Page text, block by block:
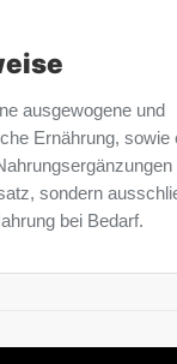
ausgewogene und
Ernährung, sowie
sondern
bei Bedarf.